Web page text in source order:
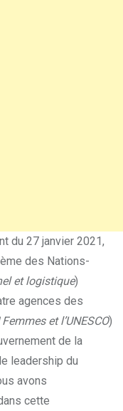
du 27 janvier 2021,
des Nations-
et logistique)
agences des
Femmes et l’UNESCO)
de la
leadership du
avons
cette